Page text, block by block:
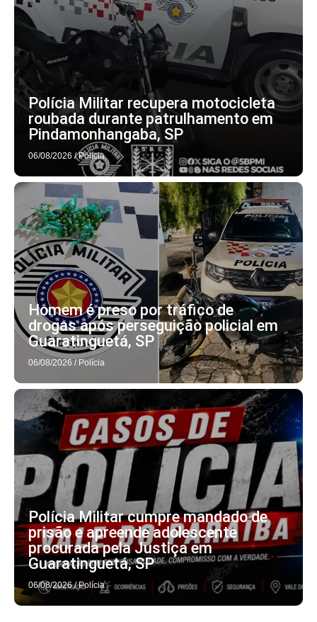
Polícia Militar recupera motocicleta
roubada durante patrulhamento em
Pindamonhangaba, SP
06/08/2026 / Polícia
Homem é preso por tráfico de
drogas após perseguição policial em
Guaratinguetá, SP
06/08/2026 / Polícia
Polícia Militar cumpre mandado de
prisão e apreende adolescente
procurada pela Justiça em
Guaratinguetá, SP
06/08/2026 / Polícia